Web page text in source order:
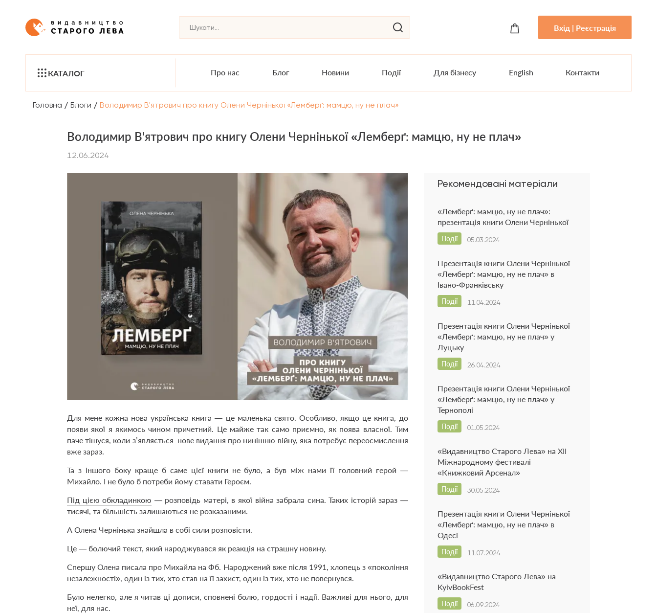
Вхід | Реєстрація
КАТАЛОГ Про нас Блог Новини Події Для бізнесу English Контакти
Головна / Блоги / Володимир В'ятрович про книгу Олени Чернінької «Лемберґ: мамцю, ну не плач»
Володимир В'ятрович про книгу Олени Чернінької «Лемберґ: мамцю, ну не плач»
12.06.2024
Для мене кожна нова українська книга — це маленька свято. Особливо, якщо це книга, до
появи якої я якимось чином причетний. Це майже так само приємно, як поява власної. Тим
паче тішуся, коли зʼявляється нове видання про нинішню війну, яка потребує переосмислення
вже зараз.
Та з іншого боку краще б саме цієї книги не було, а був між нами її головний герой —
Михайло. І не було б потреби йому ставати Героєм.
Під цією обкладинкою — розповідь матері, в якої війна забрала сина. Таких історій зараз —
тисячі, та більшість залишаються не розказаними.
А Олена Чернінька знайшла в собі сили розповісти.
Це — болючий текст, який народжувався як реакція на страшну новину.
Спершу Олена писала про Михайла на Фб. Народжений вже після 1991, хлопець з «покоління
незалежності», один із тих, хто став на її захист, один із тих, хто не повернувся.
Було нелегко, але я читав ці дописи, сповнені болю, гордості і надії. Важливі для нього, для
неї, для нас.
Рекомендовані матеріали
«Лемберґ: мамцю, ну не плач»:
презентація книги Олени Чернінької
05.03.2024
Події
Презентація книги Олени Чернінької
«Лемберґ: мамцю, ну не плач» в
Івано-Франківську
11.04.2024
Події
Презентація книги Олени Чернінької
«Лемберґ: мамцю, ну не плач» у
Луцьку
26.04.2024
Події
Презентація книги Олени Чернінької
«Лемберґ: мамцю, ну не плач» у
Тернополі
01.05.2024
Події
«Видавництво Старого Лева» на ХІІ
Міжнародному фестивалі
«Книжковий Арсенал»
30.05.2024
Події
Презентація книги Олени Чернінької
«Лемберґ: мамцю, ну не плач» в
Одесі
11.07.2024
Події
«Видавництво Старого Лева» на
KyivBookFest
06.09.2024
Події